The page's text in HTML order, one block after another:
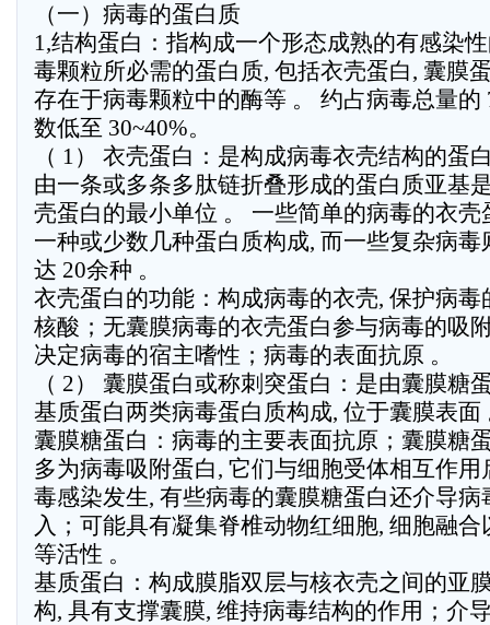
（一）病毒的蛋白质
1,结构蛋白：指构成一个形态成熟的有感染
毒颗粒所必需的蛋白质, 包括衣壳蛋白, 囊膜
存在于病毒颗粒中的酶等 。 约占病毒总量的
数低至 30~40%。
（ 1） 衣壳蛋白：是构成病毒衣壳结构的蛋
由一条或多条多肽链折叠形成的蛋白质亚基
壳蛋白的最小单位 。 一些简单的病毒的衣壳
一种或少数几种蛋白质构成, 而一些复杂病毒
达 20余种 。
衣壳蛋白的功能：构成病毒的衣壳, 保护病毒
核酸；无囊膜病毒的衣壳蛋白参与病毒的吸
决定病毒的宿主嗜性；病毒的表面抗原 。
（ 2） 囊膜蛋白或称刺突蛋白：是由囊膜糖
基质蛋白两类病毒蛋白质构成, 位于囊膜表面
囊膜糖蛋白：病毒的主要表面抗原；囊膜糖
多为病毒吸附蛋白, 它们与细胞受体相互作用
毒感染发生, 有些病毒的囊膜糖蛋白还介导病
入；可能具有凝集脊椎动物红细胞, 细胞融合
等活性 。
基质蛋白：构成膜脂双层与核衣壳之间的亚
构, 具有支撑囊膜, 维持病毒结构的作用；介